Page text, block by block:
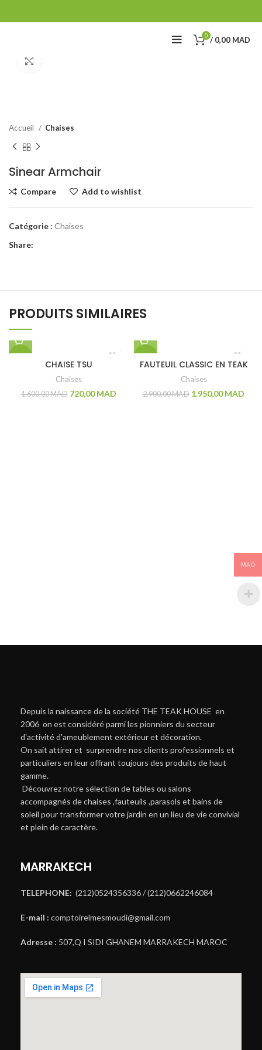
0 / 0,00 MAD
Accueil Chaises
Sinear Armchair
Compare Add to wishlist
Catégorie : Chaises
Share:
PRODUITS SIMILAIRES
CHAISE TSU
Chaises
1.600,00MAD 720,00MAD
FAUTEUIL CLASSIC EN TEAK
Chaises
2.900,00MAD 1.950,00MAD
Depuis la naissance de la société THE TEAK HOUSE en
2006 on est considéré parmi les pionniers du secteur
d'activité d'ameublement extérieur et décoration.
On sait attirer et surprendre nos clients professionnels et
particuliers en leur offrant toujours des produits de haut
gamme.
Découvrez notre sélection de tables ou salons
accompagnés de chaises ,fauteuils ,parasols et bains de
soleil pour transformer votre jardin en un lieu de vie convivial
et plein de caractère.
MARRAKECH
TELEPHONE: (212)0524356336 / (212)0662246084
E-mail : comptoirelmesmoudi@gmail.com
Adresse : 507,Q I SIDI GHANEM MARRAKECH MAROC
MAD